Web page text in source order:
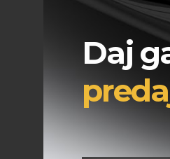
Daj